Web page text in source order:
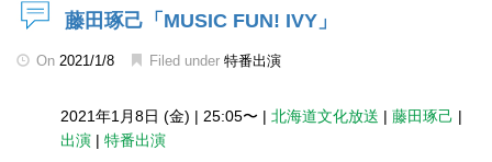
藤田琢己「MUSIC FUN! IVY」
On 2021/1/8 Filed under 特番出演
2021年1月8日 (金) | 25:05〜 | 北海道文化放送 | 藤田琢己 |
出演 | 特番出演